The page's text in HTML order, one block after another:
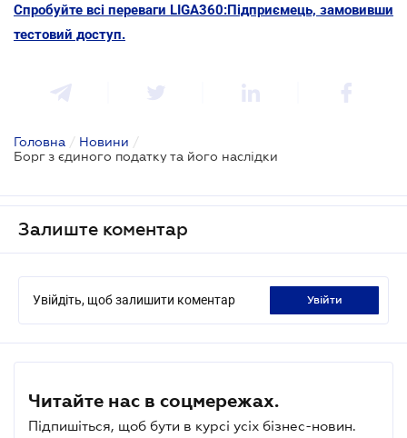
Спробуйте всі переваги LIGA360:Підприємець, замовивши
тестовий доступ.
Головна / Новини /
Борг з єдиного податку та його наслідки
Залиште коментар
Увійдіть, щоб залишити коментар увійти
Читайте нас в соцмережах.
Підпишіться, щоб бути в курсі усіх бізнес-новин.